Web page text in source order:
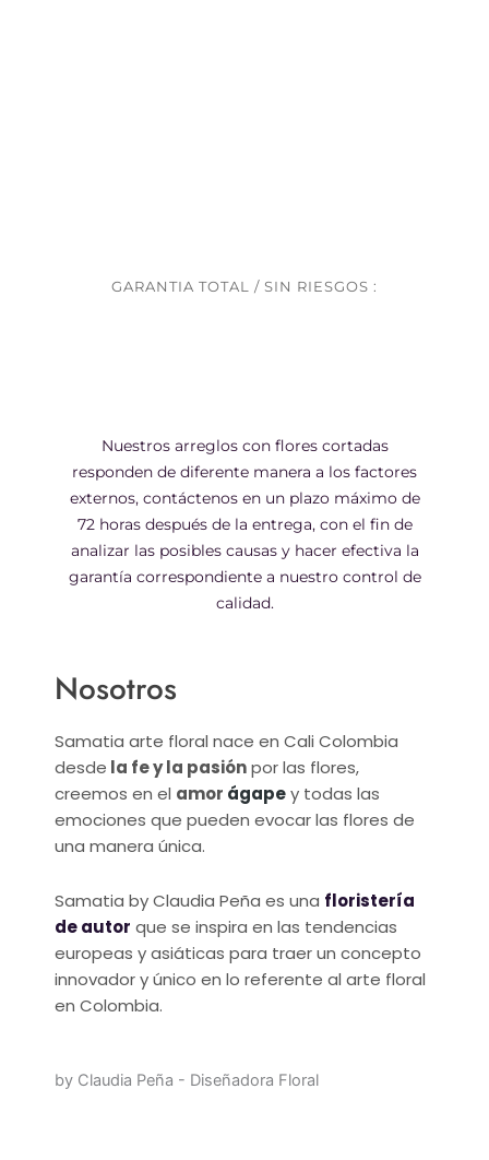
GARANTIA TOTAL / SIN RIESGOS :
Nuestros arreglos con flores cortadas
responden de diferente manera a los factores
externos, contáctenos en un plazo máximo de
72 horas después de la entrega, con el fin de
analizar las posibles causas y hacer efectiva la
garantía correspondiente a nuestro control de
calidad.
Nosotros
Samatia arte floral nace en Cali Colombia
desde la fe y la pasiónpor las flores,
creemos en el amor ágapey todas las
emociones que pueden evocar las flores de
una manera única.
Samatia by Claudia Peña es una floristería
de autor que se inspira en las tendencias
europeas y asiáticas para traer un concepto
innovador y único en lo referente al arte floral
en Colombia.
by Claudia Peña - Diseñadora Floral